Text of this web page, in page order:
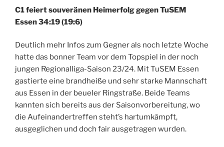
C1 feiert souveränen Heimerfolg gegen TuSEM
Essen 34:19 (19:6)
Deutlich mehr Infos zum Gegner als noch letzte Woche
hatte das bonner Team vor dem Topspiel in der noch
jungen Regionalliga-Saison 23/24. Mit TuSEM Essen
gastierte eine brandheiße und sehr starke Mannschaft
aus Essen in der beueler Ringstraße. Beide Teams
kannten sich bereits aus der Saisonvorbereitung, wo
die Aufeinandertreffen steht’s hartumkämpft,
ausgeglichen und doch fair ausgetragen wurden.